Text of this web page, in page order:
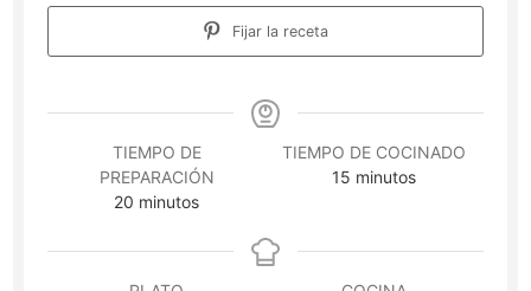
Fijar la receta
TIEMPO DE
PREPARACIÓN
20 minutos
minutos
TIEMPO DE COCINADO
15 minutos
minutos